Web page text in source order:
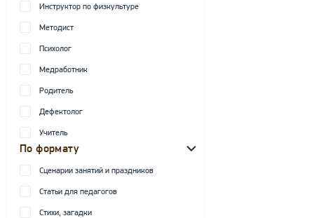
Инструктор по физкультуре
Методист
Психолог
Медработник
Родитель
Дефектолог
Учитель
По формату
Сценарии занятий и праздников
Статьи для педагогов
Стихи, загадки